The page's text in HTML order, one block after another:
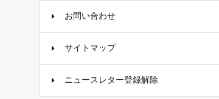
お問い合わせ
サイトマップ
ニュースレター登録解除